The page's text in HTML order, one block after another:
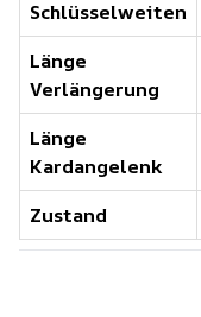
Schlüsselweiten
Länge
Verlängerung
Länge
Kardangelenk
Zustand